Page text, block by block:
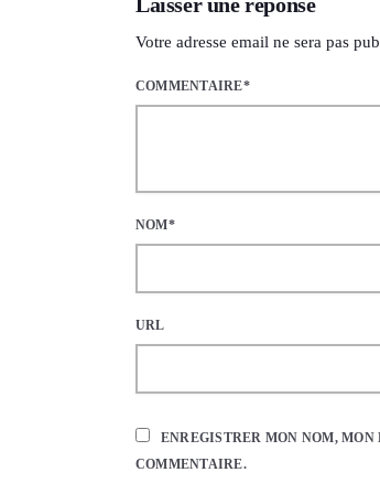
Votre adresse email ne sera pas
COMMENTAIRE*
NOM*
URL
ENREGISTRER MON NOM,
COMMENTAIRE.